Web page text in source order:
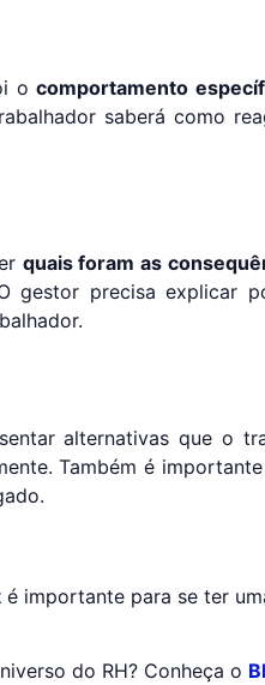
ocomportamento
saberá como
quais foram as
gestor precisa explicar
alternativas que o
Também é
é importante para se ter
do RH? Conheça o